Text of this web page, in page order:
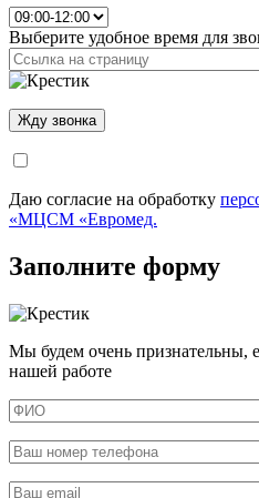
Выберите удобное время для
Даю согласие на обработку
«МЦСМ «Евромед.
Заполните форму
Мы будем очень признательны,
нашей работе